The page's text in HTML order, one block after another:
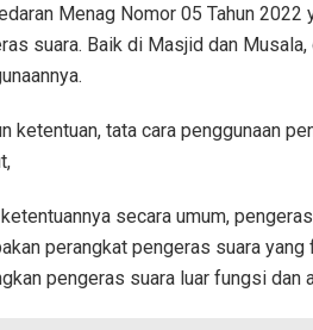
Menag Nomor 05 Tahun 2022
suara. Baik di Masjid dan
ketentuan, tata cara penggunaan
secara umum,
perangkat pengeras suara
pengeras suara luar fungsi dan